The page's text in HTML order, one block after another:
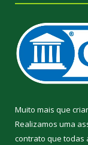
Muito mais que
Realizamos uma
contrato que todas